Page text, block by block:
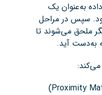
به‌عنوان یک
سپس در مراحل
ملحق می‌شوند تا
می‌کند: